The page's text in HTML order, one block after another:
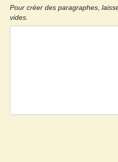
Pour créer des paragraphes,
vides.